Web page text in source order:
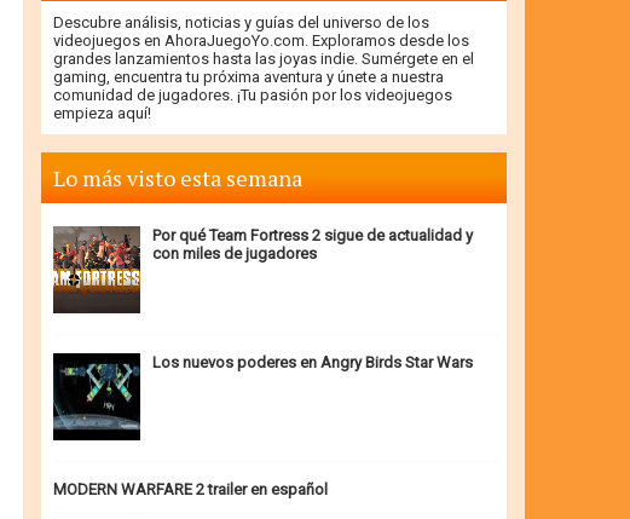
Descubre análisis, noticias y guías del universo de los
videojuegos en AhoraJuegoYo.com. Exploramos desde los
grandes lanzamientos hasta las joyas indie. Sumérgete en el
gaming, encuentra tu próxima aventura y únete a nuestra
comunidad de jugadores. ¡Tu pasión por los videojuegos
empieza aquí!
Lo más visto esta semana
Por qué Team Fortress 2 sigue de actualidad y
con miles de jugadores
Los nuevos poderes en Angry Birds Star Wars
MODERN WARFARE 2 trailer en español